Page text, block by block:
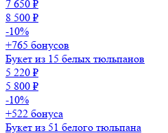
7 650 ₽
8 500 ₽
-10%
+765 бонусов
Букет из 15 белых тюльпанов
5 220 ₽
5 800 ₽
-10%
+522 бонуса
Букет из 51 белого тюльпана